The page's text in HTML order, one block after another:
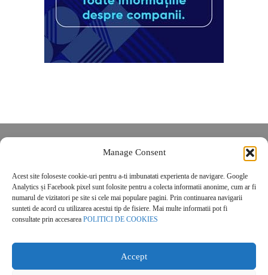
Manage Consent
Acest site foloseste cookie-uri pentru a-ti imbunatati experienta de navigare. Google
Analytics și Facebook pixel sunt folosite pentru a colecta informatii anonime, cum ar fi
numarul de vizitatori pe site si cele mai populare pagini. Prin continuarea navigarii
sunteti de acord cu utilizarea acestui tip de fisiere. Mai multe informatii pot fi
consultate prin accesarea POLITICI DE COOKIES
Accept
POLITICĂ DE CONFIDENȚIALITATE
Politica de cookies